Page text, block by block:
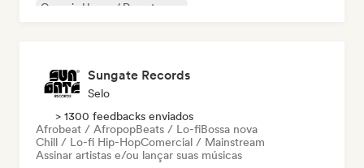
Organic House / Downtempo
Sungate Records
Selo
> 1300 feedbacks enviados
Afrobeat / AfropopBeats / Lo-fiBossa nova
Chill / Lo-fi Hip-HopComercial / Mainstream
Assinar artistas e/ou lançar suas músicas